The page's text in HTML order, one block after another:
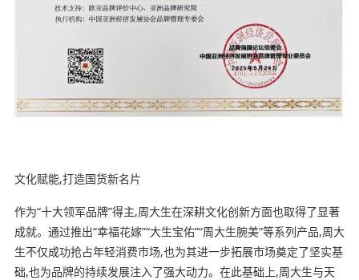
文化赋能,打造国货新名片
作为“十大领军品牌”得主,周大生在深耕文化创新方面也取得了显著
成就。通过推出“幸福花嫁”“大生宝佑”“周大生腕美”等系列产品,周大
生不仅成功抢占年轻消费市场,也为其进一步拓展市场奠定了坚实基
础,也为品牌的持续发展注入了强大动力。在此基础上,周大生与天